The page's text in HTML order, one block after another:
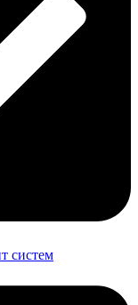
систем